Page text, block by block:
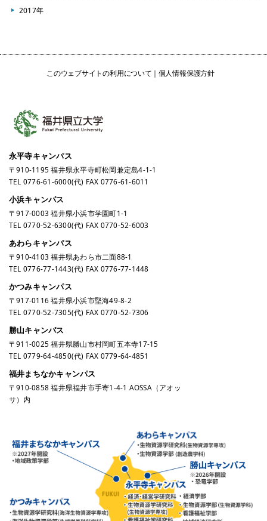
2017年
このウェブサイトの利用について 個人情報保護方針
永平寺キャンパス
〒910-1195 福井県永平寺町松岡兼定島4-1-1
TEL 0776-61-6000(代) FAX 0776-61-6011
小浜キャンパス
〒917-0003 福井県小浜市学園町1-1
TEL 0770-52-6300(代) FAX 0770-52-6003
あわらキャンパス
〒910-4103 福井県あわら市二面88-1
TEL 0776-77-1443(代) FAX 0776-77-1448
かつみキャンパス
〒917-0116 福井県小浜市堅海49-8-2
TEL 0770-52-7305(代) FAX 0770-52-7306
勝山キャンパス
〒911-0025 福井県勝山市村岡町五本寺17-15
TEL 0779-64-4850(代) FAX 0779-64-4851
福井まちなかキャンパス
〒910-0858 福井県福井市手寄1-4-1 AOSSA（アオッ
サ）内